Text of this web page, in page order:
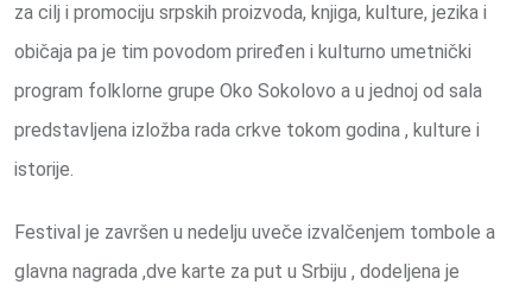
za cilj i promociju srpskih proizvoda, knjiga, kulture, jezika i
običaja pa je tim povodom priređen i kulturno umetnički
program folklorne grupe Oko Sokolovo a u jednoj od sala
predstavljena izložba rada crkve tokom godina , kulture i
istorije.
Festival je završen u nedelju uveče izvalčenjem tombole a
glavna nagrada ,dve karte za put u Srbiju , dodeljena je